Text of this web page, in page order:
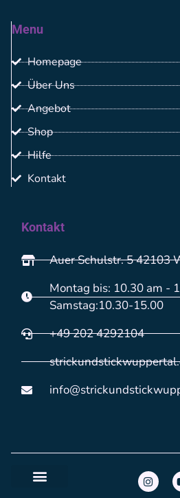
Menu
Homepage
Über Uns
Angebot
Shop
Hilfe
Kontakt
Kontakt
Auer Schulstr. 5 42103
Montag bis: 10.30 am -
Samstag:10.30-15.00
+49 202 4292104